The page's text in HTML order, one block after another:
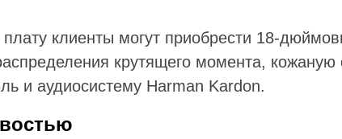
клиенты могут приобрести 18-
крутящего момента, кожаную
и аудиосистему Harman Kardon.